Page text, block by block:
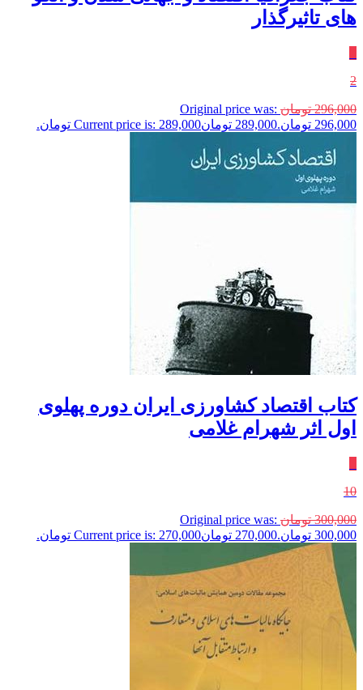
های تاثیرگذار
2
296,000 تومان Original price was:
296,000 تومان.
289,000 تومانCurrent price is: 289,000 تومان.
کتاب اقتصاد کشاورزی ایران دوره پهلوی
اول اثر شهرام غلامی
10
300,000 تومان Original price was:
300,000 تومان.
270,000 تومانCurrent price is: 270,000 تومان.